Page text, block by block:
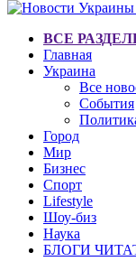
ВСЕ
Главная
Украина
Все
События
Город
Мир
Бизнес
Спорт
Lifestyle
Шоу-биз
Наука
БЛОГИ